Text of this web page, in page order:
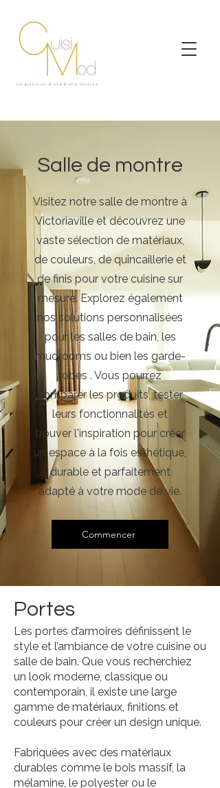
La passion d'une belle cuisine
Salle de montre
Visitez notre salle de montre à
Victoriaville et découvrez une
vaste sélection de matériaux,
de couleurs, de quincaillerie et
de finis pour votre cuisine sur
mesure. Explorez également
nos solutions personnalisées
pour les salles de bain, les
mudrooms ou bien les garde-
robes . Vous pourrez
comparer les produits, tester
leurs fonctionnalités et
trouver l'inspiration pour créer
un espace à la fois esthétique,
durable et parfaitement
adapté à votre mode de vie.
Commencer
Portes
Les portes d’armoires définissent le
style et l’ambiance de votre cuisine ou
salle de bain. Que vous recherchiez
un look moderne, classique ou
contemporain, il existe une large
gamme de matériaux, finitions et
couleurs pour créer un design unique.
Fabriquées avec des matériaux
durables comme le bois massif, la
mélamine, le polyester ou le